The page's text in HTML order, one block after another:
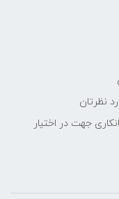
نظرتان
جهت در اختیار